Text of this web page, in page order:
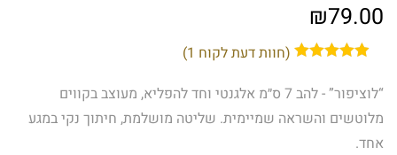
₪79.00
(חוות דעת לקוח 1
)
“לוציפור” - להב 7 ס״מ אלגנטי וחד להפליא, מעוצב בקווים
מלוטשים והשראה שמיימית. שליטה מושלמת, חיתוך נקי במגע
אחד.